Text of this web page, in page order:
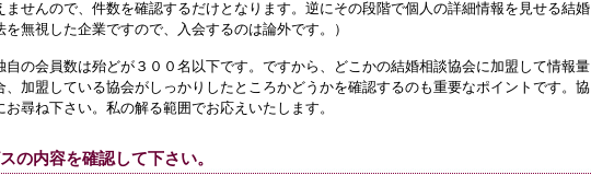
ませんので、件数を確認するだけとなります。逆にその段階で個人の詳細情報を見せる結婚
無視した企業ですので、入会するのは論外です。）
自の会員数は殆どが３００名以下です。ですから、どこかの結婚相談協会に加盟して情報量
、加盟している協会がしっかりしたところかどうかを確認するのも重要なポイントです。協
尋ね下さい。私の解る範囲でお応えいたします。
の内容を確認して下さい。